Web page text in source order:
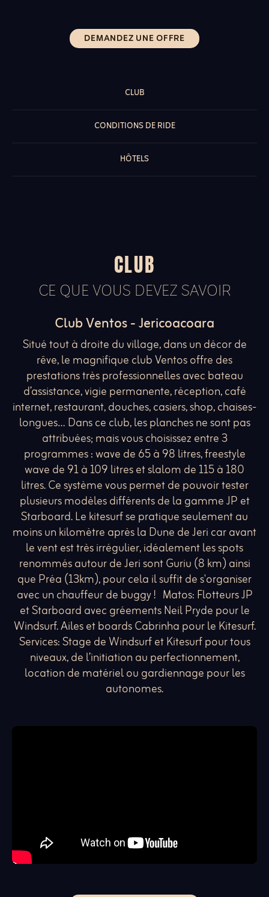
DEMANDEZ UNE OFFRE
CLUB
CONDITIONS DE RIDE
HÔTELS
CLUB
CE QUE VOUS DEVEZ SAVOIR
Club Ventos - Jericoacoara
Situé tout à droite du village, dans un décor de
rêve, le magnifique club Ventos offre des
prestations très professionnelles avec bateau
d’assistance, vigie permanente, réception, café
internet, restaurant, douches, casiers, shop, chaises-
longues… Dans ce club, les planches ne sont pas
attribuées; mais vous choisissez entre 3
programmes : wave de 65 à 98 litres, freestyle
wave de 91 à 109 litres et slalom de 115 à 180
litres. Ce système vous permet de pouvoir tester
plusieurs modèles différents de la gamme JP et
Starboard. Le kitesurf se pratique seulement au
moins un kilomètre après la Dune de Jeri car avant
le vent est très irrégulier, idéalement les spots
renommés autour de Jeri sont Guriu (8 km) ainsi
que Préa (13km), pour cela il suffit de s'organiser
avec un chauffeur de buggy ! Matos: Flotteurs JP
et Starboard avec gréements Neil Pryde pour le
Windsurf. Ailes et boards Cabrinha pour le Kitesurf.
Services: Stage de Windsurf et Kitesurf pour tous
niveaux, de l’initiation au perfectionnement,
location de matériel ou gardiennage pour les
autonomes.